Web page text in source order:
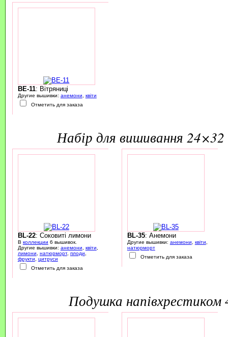
BE-11: Вітряниці
Другие вышивки: анемони
квіти
Отметить для заказа
набір для вишивання 24×32
BL-22: Соковиті лимони
В коллекции 6 вышивок.
Другие вышивки: анемони квіти
лимони
натюрморт, плоди
фрукти
цитруси
Отметить для заказа
BL-35: Анемони
Другие вышивки: анемони квіти
натюрморт
Отметить для заказа
подушка